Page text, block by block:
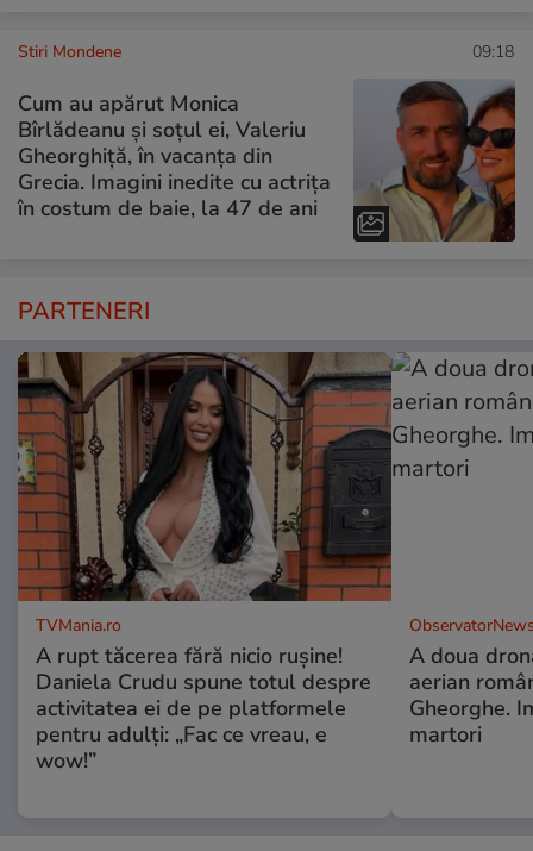
Stiri Mondene 09:18
Cum au apărut Monica
Bîrlădeanu și soțul ei, Valeriu
Gheorghiță, în vacanța din
Grecia. Imagini inedite cu actrița
în costum de baie, la 47 de ani
PARTENERI
TVMania.ro
A rupt tăcerea fără nicio rușine!
Daniela Crudu spune totul despre
activitatea ei de pe platformele
pentru adulți: „Fac ce vreau, e
wow!”
A doua
aerian
Gheorghe.
martori